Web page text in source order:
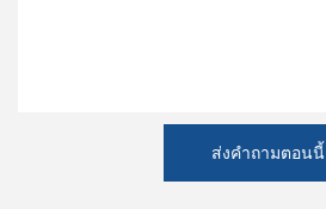
ส่งคำถามตอนนี้